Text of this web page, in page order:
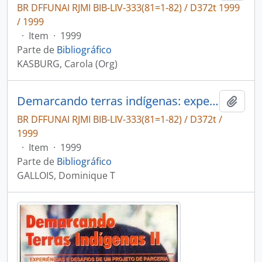
BR DFFUNAI RJMI BIB-LIV-333(81=1-82) / D372t 1999
/ 1999
· Item · 1999
Parte de Bibliográfico
KASBURG, Carola (Org)
Demarcando terras indígenas: experiências e desafios de um projeto de parceria
BR DFFUNAI RJMI BIB-LIV-333(81=1-82) / D372t /
1999
· Item · 1999
Parte de Bibliográfico
GALLOIS, Dominique T